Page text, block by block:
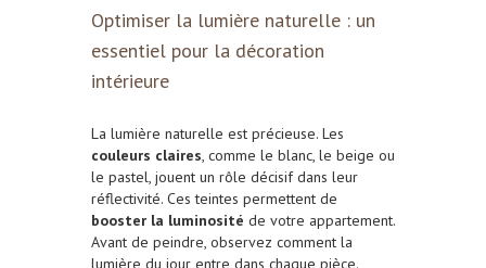
Optimiser la lumière naturelle : un
essentiel pour la décoration
intérieure
La lumière naturelle est précieuse. Les
couleurs claires, comme le blanc, le beige ou
le pastel, jouent un rôle décisif dans leur
réflectivité. Ces teintes permettent de
booster la luminosité de votre appartement.
Avant de peindre, observez comment la
lumière du jour entre dans chaque pièce.